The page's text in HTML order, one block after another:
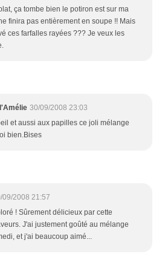
ça tombe bien le potiron est sur ma
finira pas entièrement en soupe !! Mais
ces farfalles rayées ??? Je veux les
30/09/2008 23:03
et aussi aux papilles ce joli mélange
bien.Bises
09/2008 21:57
! Sûrement délicieux par cette
J'ai justement goûté au mélange
et j'ai beaucoup aimé...